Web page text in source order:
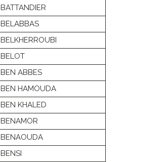
BATTANDIER
BELABBAS
BELKHERROUBI
BELOT
BEN ABBES
BEN HAMOUDA
BEN KHALED
BENAMOR
BENAOUDA
BENSI